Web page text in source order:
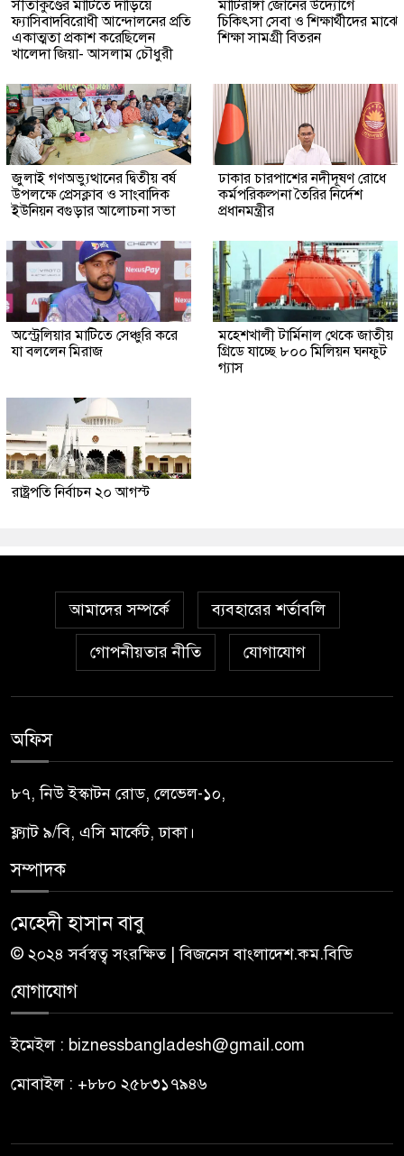
সীতাকুণ্ডের মাটিতে দাঁড়িয়ে
ফ্যাসিবাদবিরোধী আন্দোলনের প্রতি
একাত্মতা প্রকাশ করেছিলেন
খালেদা জিয়া- আসলাম চৌধুরী
মাটিরাঙ্গা জোনের উদ্যোগে
চিকিৎসা সেবা ও শিক্ষার্থীদের মাঝে
শিক্ষা সামগ্রী বিতরন
জুলাই গণঅভ্যুত্থানের দ্বিতীয় বর্ষ
উপলক্ষে প্রেসক্লাব ও সাংবাদিক
ইউনিয়ন বগুড়ার আলোচনা সভা
ঢাকার চারপাশের নদীদূষণ রোধে
কর্মপরিকল্পনা তৈরির নির্দেশ
প্রধানমন্ত্রীর
অস্ট্রেলিয়ার মাটিতে সেঞ্চুরি করে
যা বললেন মিরাজ
মহেশখালী টার্মিনাল থেকে জাতীয়
গ্রিডে যাচ্ছে ৮০০ মিলিয়ন ঘনফুট
গ্যাস
রাষ্ট্রপতি নির্বাচন ২০ আগস্ট
আমাদের সম্পর্কে ব্যবহারের শর্তাবলি
গোপনীয়তার নীতি যোগাযোগ
অফিস
৮৭, নিউ ইস্কাটন রোড, লেভেল-১০,
ফ্ল্যাট ৯/বি, এসি মার্কেট, ঢাকা।
সম্পাদক
মেহেদী হাসান বাবু
© ২০২৪ সর্বস্বত্ব সংরক্ষিত | বিজনেস বাংলাদেশ.কম.বিডি
যোগাযোগ
ইমেইল : biznessbangladesh@gmail.com
মোবাইল : +৮৮০ ২৫৮৩১৭৯৪৬